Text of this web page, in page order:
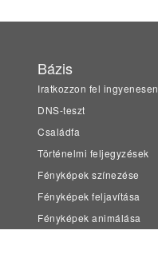
Bázis
Iratkozzon fel ingyenesen
DNS-teszt
Családfa
Történelmi feljegyzések
Fényképek színezése
Fényképek feljavítása
Fényképek animálása